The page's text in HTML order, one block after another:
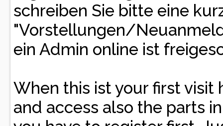
schreiben Sie bitte eine
"Vorstellungen/
ein Admin online ist
When this ist your first visit
and access also the parts